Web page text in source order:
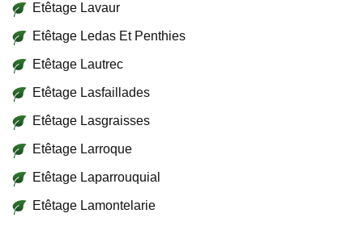
Etêtage Lavaur
Etêtage Ledas Et Penthies
Etêtage Lautrec
Etêtage Lasfaillades
Etêtage Lasgraisses
Etêtage Larroque
Etêtage Laparrouquial
Etêtage Lamontelarie